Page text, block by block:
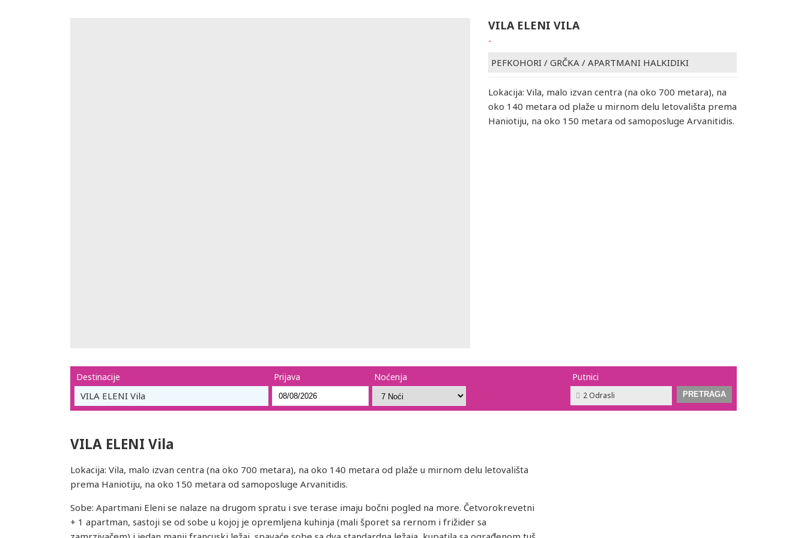
VILA ELENI VILA
-
PEFKOHORI / GRČKA / APARTMANI HALKIDIKI
Lokacija: Vila, malo izvan centra (na oko 700 metara), na
oko 140 metara od plaže u mirnom delu letovališta prema
Haniotiju, na oko 150 metara od samoposluge Arvanitidis.
Destinacije
VILA ELENI Vila
Prijava Noćenja Putnici
2 Odrasli
VILA ELENI Vila
Lokacija: Vila, malo izvan centra (na oko 700 metara), na oko 140 metara od plaže u mirnom delu letovališta
prema Haniotiju, na oko 150 metara od samoposluge Arvanitidis.
Sobe: Apartmani Eleni se nalaze na drugom spratu i sve terase imaju bočni pogled na more. Četvorokrevetni
+ 1 apartman, sastoji se od sobe u kojoj je opremljena kuhinja (mali šporet sa rernom i frižider sa